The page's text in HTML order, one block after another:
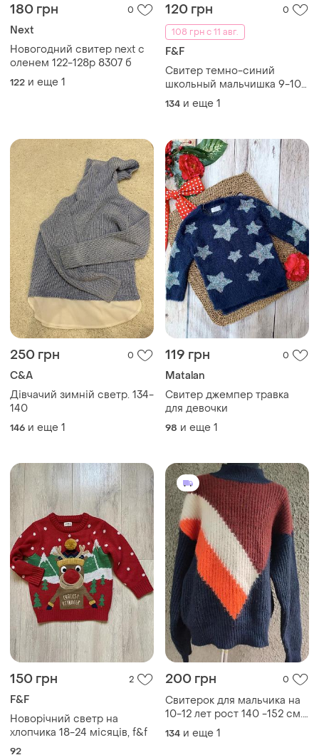
180 грн 0
Next
Новогодний свитер next с
оленем 122-128р 8307 б
122 и еще 1
120 грн
0
108 грн с 11 авг.
F&F
Свитер темно-синий
школьный мальчишка 9-10
лет
134 и еще 1
250 грн 0
C&A
Дівчачий зимній светр. 134-
140
146 и еще 1
119 грн 0
Мatalan
Свитер джемпер травка
для девочки
98 и еще 1
150 грн 2
F&F
Новорічний светр на
хлопчика 18-24 місяців, f&f
92
200 грн 0
Свитерок для мальчика на
10-12 лет рост 140 -152 см.
италия.
134 и еще 1